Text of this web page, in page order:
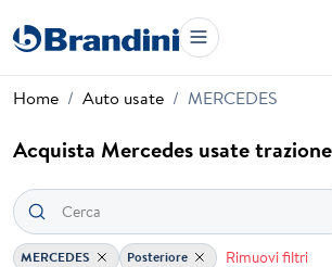
Home Auto usate MERCEDES
Acquista Mercedes usate
MERCEDES Posteriore Rimuovi filtri